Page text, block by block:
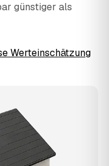
günstiger als
Werteinschätzung